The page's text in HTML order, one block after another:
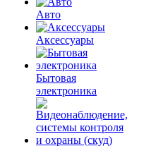
Авто
Аксессуары
Бытовая
электроника